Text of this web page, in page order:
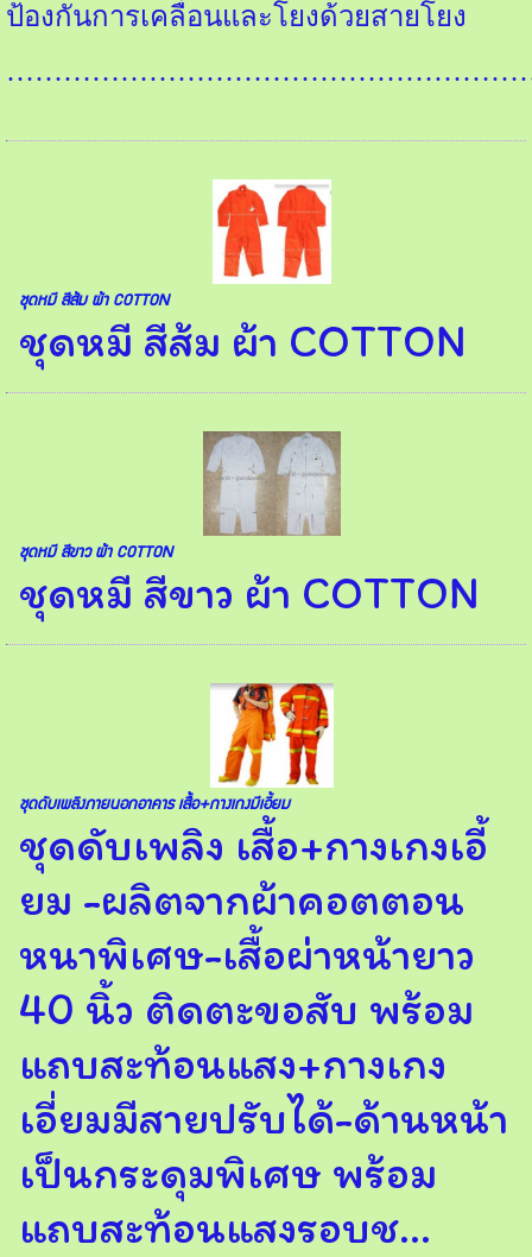
ป้องกันการเคลื่อนและโยงด้วยสายโยง
ชุดหมี สีส้ม ผ้า COTTON
ชุดหมี สีส้ม ผ้า COTTON
ชุดหมี สีขาว ผ้า COTTON
ชุดหมี สีขาว ผ้า COTTON
ชุดดับเพลิงภายนอกอาคาร เสื้อ+กางเกงมีเอี้ยม
ชุดดับเพลิง เสื้อ+กางเกงเอี้
ยม -ผลิตจากผ้าคอตตอน
หนาพิเศษ-เสื้อผ่าหน้ายาว
40 นิ้ว ติดตะขอสับ พร้อม
แถบสะท้อนแสง+กางเกง
เอี่ยมมีสายปรับได้-ด้านหน้า
เป็นกระดุมพิเศษ พร้อม
แถบสะท้อนแสงรอบช...